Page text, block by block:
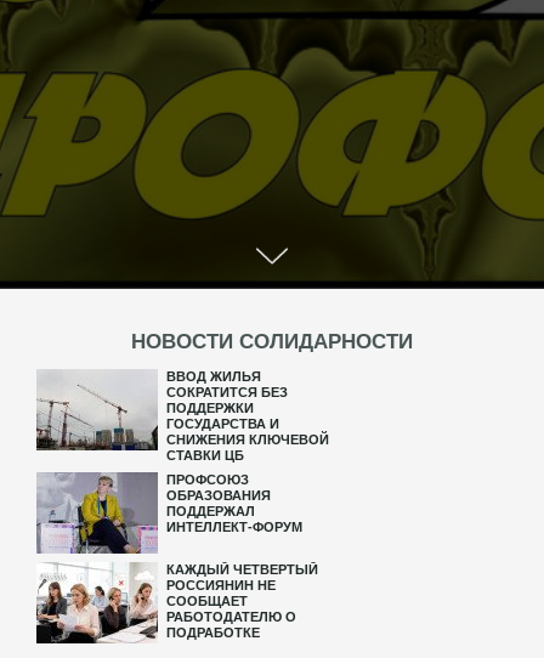
НОВОСТИ СОЛИДАРНОСТИ
ВВОД ЖИЛЬЯ
СОКРАТИТСЯ БЕЗ
ПОДДЕРЖКИ
ГОСУДАРСТВА И
СНИЖЕНИЯ КЛЮЧЕВОЙ
СТАВКИ ЦБ
ПРОФСОЮЗ
ОБРАЗОВАНИЯ
ПОДДЕРЖАЛ
ИНТЕЛЛЕКТ-ФОРУМ
КАЖДЫЙ ЧЕТВЕРТЫЙ
РОССИЯНИН НЕ
СООБЩАЕТ
РАБОТОДАТЕЛЮ О
ПОДРАБОТКЕ